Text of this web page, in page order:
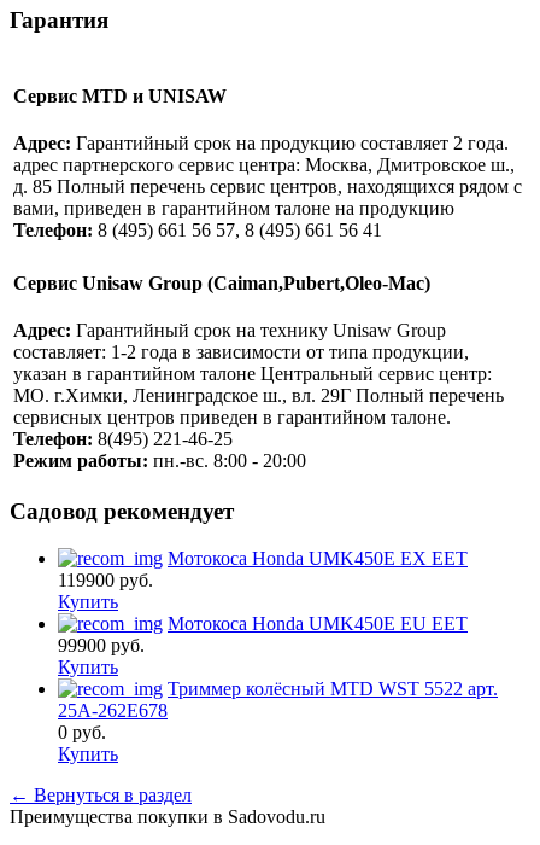
Гарантия
Сервис MTD и UNISAW
Адрес: Гарантийный срок на продукцию составляет 2 года.
адрес партнерского сервис центра: Москва, Дмитровское ш.,
д. 85 Полный перечень сервис центров, находящихся рядом с
вами, приведен в гарантийном талоне на продукцию
Телефон: 8 (495) 661 56 57, 8 (495) 661 56 41
Сервис Unisaw Group (Caiman,Pubert,Oleo-Mac)
Адрес: Гарантийный срок на технику Unisaw Group
составляет: 1-2 года в зависимости от типа продукции,
указан в гарантийном талоне Центральный сервис центр:
MO. г.Химки, Ленинградское ш., вл. 29Г Полный перечень
сервисных центров приведен в гарантийном талоне.
Телефон: 8(495) 221-46-25
Режим работы: пн.-вс. 8:00 - 20:00
Садовод рекомендует
Мотокоса Honda UMK450E EX EET
119900 руб.
Купить
Мотокоса Honda UMK450E EU EET
99900 руб.
Купить
Триммер колёсный MTD WST 5522 арт.
25A-262E678
0 руб.
Купить
← Вернуться в раздел
Преимущества покупки в Sadovodu.ru